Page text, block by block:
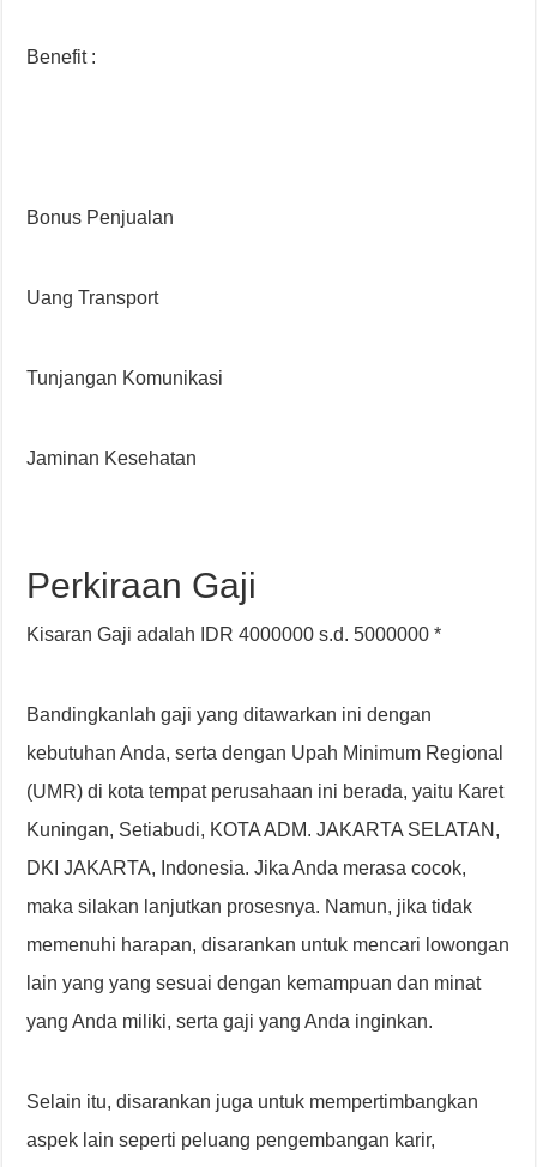
Benefit :
Bonus Penjualan
Uang Transport
Tunjangan Komunikasi
Jaminan Kesehatan
Perkiraan Gaji
Kisaran Gaji adalah IDR 4000000 s.d. 5000000 *
Bandingkanlah gaji yang ditawarkan ini dengan
kebutuhan Anda, serta dengan Upah Minimum Regional
(UMR) di kota tempat perusahaan ini berada, yaitu Karet
Kuningan, Setiabudi, KOTA ADM. JAKARTA SELATAN,
DKI JAKARTA, Indonesia. Jika Anda merasa cocok,
maka silakan lanjutkan prosesnya. Namun, jika tidak
memenuhi harapan, disarankan untuk mencari lowongan
lain yang yang sesuai dengan kemampuan dan minat
yang Anda miliki, serta gaji yang Anda inginkan.
Selain itu, disarankan juga untuk mempertimbangkan
aspek lain seperti peluang pengembangan karir,